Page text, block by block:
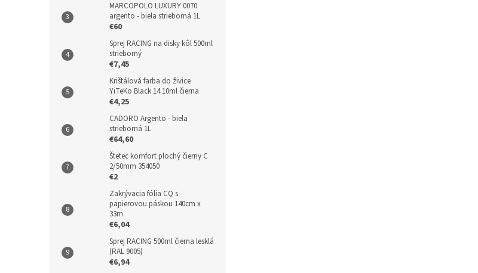
MARCOPOLO LUXURY 0070
argento - biela strieborná 1L
€60
Sprej RACING na disky kôl 500ml
strieborný
€7,45
Krištálová farba do živice
YiTeKo Black 14 10ml čierna
€4,25
CADORO Argento - biela
strieborná 1L
€64,60
Štetec komfort plochý čierny C
2/50mm 354050
€2
Zakrývacia fólia CQ s
papierovou páskou 140cm x
33m
€6,04
Sprej RACING 500ml čierna lesklá
(RAL 9005)
€6,94